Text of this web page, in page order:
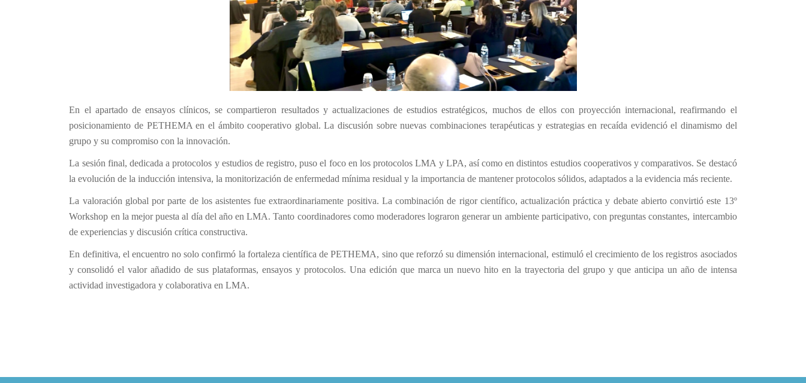
En el apartado de ensayos clínicos, se compartieron resultados y actualizaciones de estudios estratégicos, muchos de ellos con proyección internacional, reafirmando el
posicionamiento de PETHEMA en el ámbito cooperativo global. La discusión sobre nuevas combinaciones terapéuticas y estrategias en recaída evidenció el dinamismo del
grupo y su compromiso con la innovación.
La sesión final, dedicada a protocolos y estudios de registro, puso el foco en los protocolos LMA y LPA, así como en distintos estudios cooperativos y comparativos. Se destacó
la evolución de la inducción intensiva, la monitorización de enfermedad mínima residual y la importancia de mantener protocolos sólidos, adaptados a la evidencia más reciente.
La valoración global por parte de los asistentes fue extraordinariamente positiva. La combinación de rigor científico, actualización práctica y debate abierto convirtió este 13º
Workshop en la mejor puesta al día del año en LMA. Tanto coordinadores como moderadores lograron generar un ambiente participativo, con preguntas constantes, intercambio
de experiencias y discusión crítica constructiva.
En definitiva, el encuentro no solo confirmó la fortaleza científica de PETHEMA, sino que reforzó su dimensión internacional, estimuló el crecimiento de los registros asociados
y consolidó el valor añadido de sus plataformas, ensayos y protocolos. Una edición que marca un nuevo hito en la trayectoria del grupo y que anticipa un año de intensa
actividad investigadora y colaborativa en LMA.